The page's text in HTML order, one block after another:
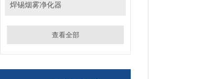
焊锡烟雾净化器
查看全部